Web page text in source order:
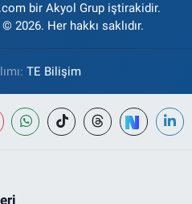
bir Akyol Grup iştirakidir.
2026. Her hakkı saklıdır.
TE Bilişim